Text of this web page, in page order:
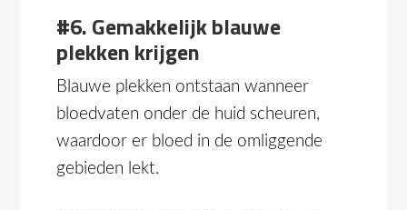
#6. Gemakkelijk blauwe
plekken krijgen
Blauwe plekken ontstaan wanneer
bloedvaten onder de huid scheuren,
waardoor er bloed in de omliggende
gebieden lekt.